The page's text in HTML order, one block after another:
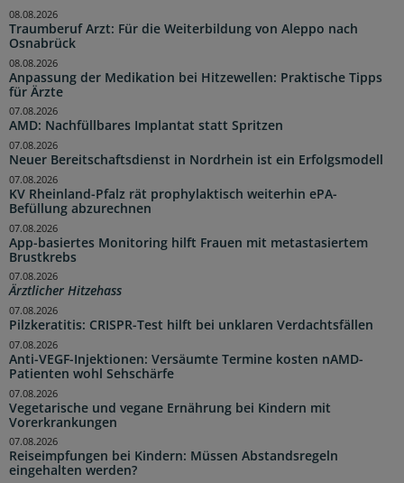
Traumberuf Arzt: Für die Weiterbildung von Aleppo nach
Osnabrück
08.08.2026
Anpassung der Medikation bei Hitzewellen: Praktische Tipps
für Ärzte
08.08.2026
AMD: Nachfüllbares Implantat statt Spritzen
07.08.2026
Neuer Bereitschaftsdienst in Nordrhein ist ein Erfolgsmodell
07.08.2026
KV Rheinland-Pfalz rät prophylaktisch weiterhin ePA-
Befüllung abzurechnen
07.08.2026
App-basiertes Monitoring hilft Frauen mit metastasiertem
Brustkrebs
07.08.2026
Ärztlicher Hitzehass
07.08.2026
Pilzkeratitis: CRISPR-Test hilft bei unklaren Verdachtsfällen
07.08.2026
Anti-VEGF-Injektionen: Versäumte Termine kosten nAMD-
Patienten wohl Sehschärfe
07.08.2026
Vegetarische und vegane Ernährung bei Kindern mit
Vorerkrankungen
07.08.2026
Reiseimpfungen bei Kindern: Müssen Abstandsregeln
eingehalten werden?
07.08.2026